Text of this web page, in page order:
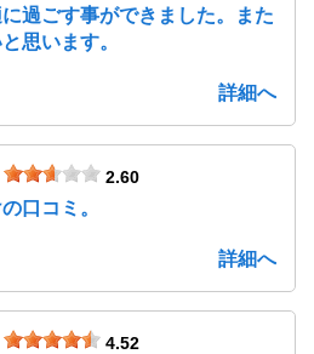
過ごす事ができました。また
思います。
詳細へ
2.60
口コミ。
詳細へ
4.52